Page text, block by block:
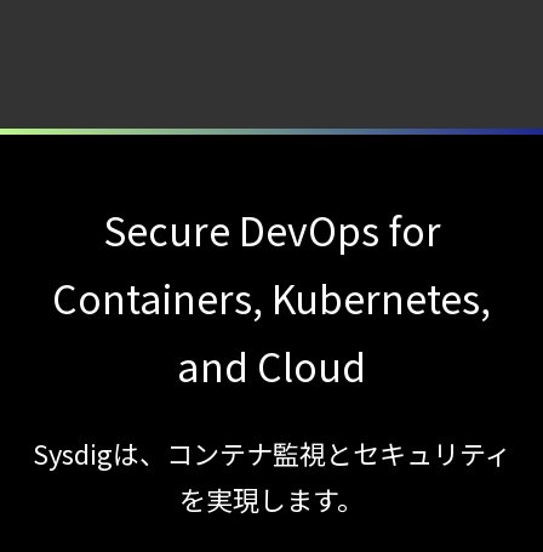
【ブログ】
Workload
Protection
Platform）とは？
クラウドワークロードを守る最新セキュリテ
【ブログ】
【ブログ】
セキュリティ運用の効率化を実現するSysdig
Secure DevOps for
Containers, Kubernetes,
and Cloud
Sysdigは、コンテナ監視とセキュリティ
を実現します。